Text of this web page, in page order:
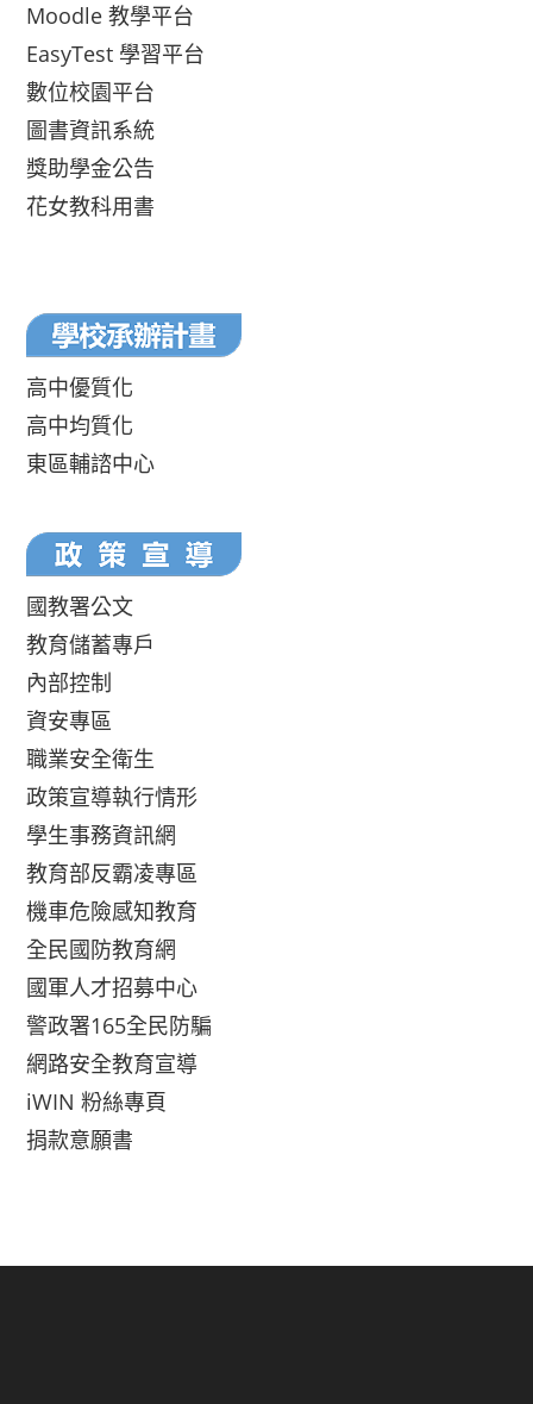
Moodle 教學平台
EasyTest 學習平台
數位校園平台
圖書資訊系統
獎助學金公告
花女教科用書
高中優質化
高中均質化
東區輔諮中心
國教署公文
教育儲蓄專戶
內部控制
資安專區
職業安全衛生
政策宣導執行情形
學生事務資訊網
教育部反霸凌專區
機車危險感知教育
全民國防教育網
國軍人才招募中心
警政署165全民防騙
網路安全教育宣導
iWIN 粉絲專頁
捐款意願書